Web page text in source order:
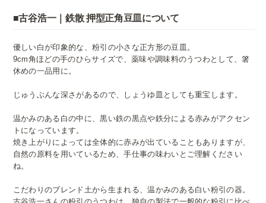
■古谷浩一｜鉄散 押型正角豆皿について
優しい白が印象的な、粉引の小さな正方形の豆皿。
9cm角ほどの手のひらサイズで、薬味や調味料のうつわとして、箸
休めの一品用に。
じゅうぶんな深さがあるので、しょうゆ皿としても重宝します。
温かみのある白の中に、黒い鉄の黒点や鉄分による赤みがアクセン
トになっています。
焼き上がりによっては全体的に赤みが出ていることもありますが、
自然の原料を用いているため、手仕事の味わいとご理解ください
ね。
こだわりのブレンド土から生まれる、温かみのある白い粉引の器。